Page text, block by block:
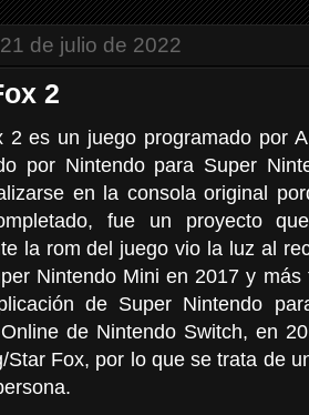
de julio de 2022
2
2 es un juego programado por
por Nintendo para Super
en la consola original
fue un proyecto
la rom del juego vio la luz al
Nintendo Mini en 2017 y
de Super Nintendo
de Nintendo Switch, en
Star Fox, por lo que se trata de